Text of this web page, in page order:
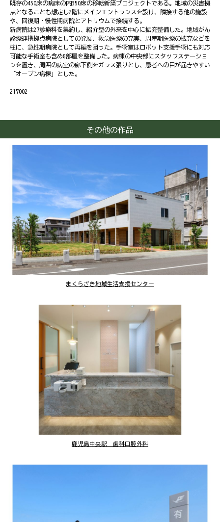
既存の450床の病床の内350床の移転新築プロジェクトである。地域の災害拠
点となることも想定し2階にメインエントランスを設け、隣接する他の施設
や、回復期・慢性期病院とアトリウムで接続する。
新病院は27診療科を集約し、紹介型の外来を中心に拡充整備した。地域がん
診療連携拠点病院としての発展、救急医療の充実、周産期医療の拡充などを
柱に、急性期病院として再編を図った。手術室はロボット支援手術にも対応
可能な手術室も含め8部屋を整備した。病棟の中央部にスタッフステーショ
ンを置き、周囲の病室の廊下側をガラス張りとし、患者への目が届きやすい
「オープン病棟」とした。
217002
その他の作品
まくらざき地域生活支援センター
鹿児島中央駅 歯科口腔外科